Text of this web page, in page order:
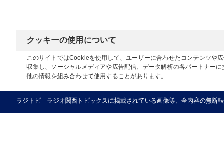
クッキーの使用について
このサイトではCookieを使用して、ユーザーに合わせたコンテンツや
収集し、ソーシャルメディアや広告配信、データ解析の各パートナー
他の情報を組み合わせて使用することがあります。
ラジトピ ラジオ関西トピックスに掲載されている画像等、全内容の無断転